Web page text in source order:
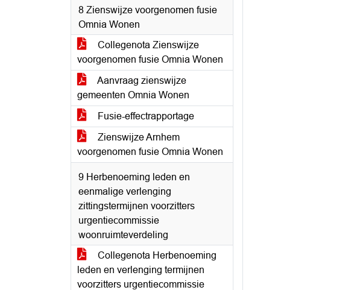
8 Zienswijze voorgenomen fusie
Omnia Wonen
Collegenota Zienswijze
voorgenomen fusie Omnia Wonen
Aanvraag zienswijze
gemeenten Omnia Wonen
Fusie-effectrapportage
Zienswijze Arnhem
voorgenomen fusie Omnia Wonen
9 Herbenoeming leden en
eenmalige verlenging
zittingstermijnen voorzitters
urgentiecommissie
woonruimteverdeling
Collegenota Herbenoeming
leden en verlenging termijnen
voorzitters urgentiecommissie